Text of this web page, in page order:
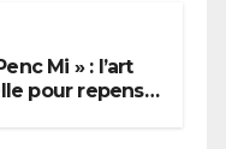
Mi » : l’art
pour repenser